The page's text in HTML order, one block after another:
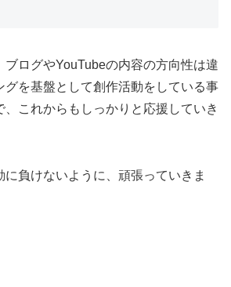
ブログやYouTubeの内容の方向性は違
グを基盤として創作活動をしている事
、これからもしっかりと応援していき
負けないように、頑張っていきま